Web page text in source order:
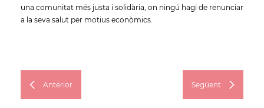
una comunitat més justa i solidària, on ningú hagi de renunciar
a la seva salut per motius econòmics.
Anterior Següent